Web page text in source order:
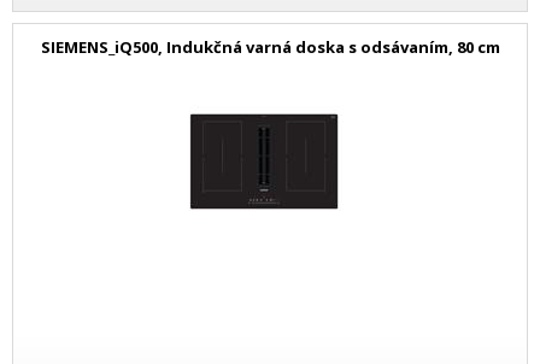
SIEMENS_iQ500, Indukčná varná doska s odsávaním, 80 cm